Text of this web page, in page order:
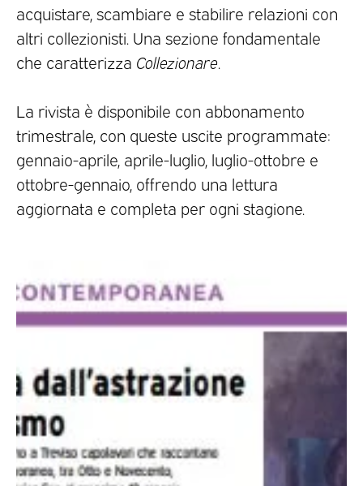
acquistare, scambiare e stabilire relazioni con
altri collezionisti. Una sezione fondamentale
che caratterizza Collezionare
La rivista è disponibile con abbonamento
trimestrale, con queste uscite programmate:
gennaio-aprile, aprile-luglio, luglio-ottobre e
ottobre-gennaio, offrendo una lettura
aggiornata e completa per ogni stagione.